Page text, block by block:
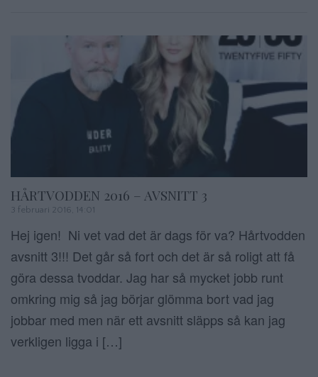
HÅRTVODDEN 2016 – AVSNITT 3
3 februari 2016, 14:01
Hej igen! Ni vet vad det är dags för va? Hårtvodden
avsnitt 3!!! Det går så fort och det är så roligt att få
göra dessa tvoddar. Jag har så mycket jobb runt
omkring mig så jag börjar glömma bort vad jag
jobbar med men när ett avsnitt släpps så kan jag
verkligen ligga i […]